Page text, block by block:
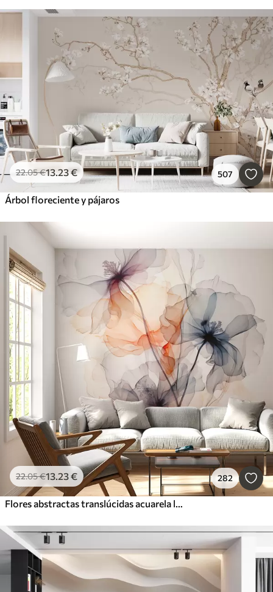
22.05€13.23€ 507
Árbol floreciente y pájaros
22.05€13.23€ 282
Flores abstractas translúcidas acuarela líquida